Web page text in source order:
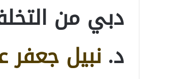
دبي من
د. نبيل جعفر